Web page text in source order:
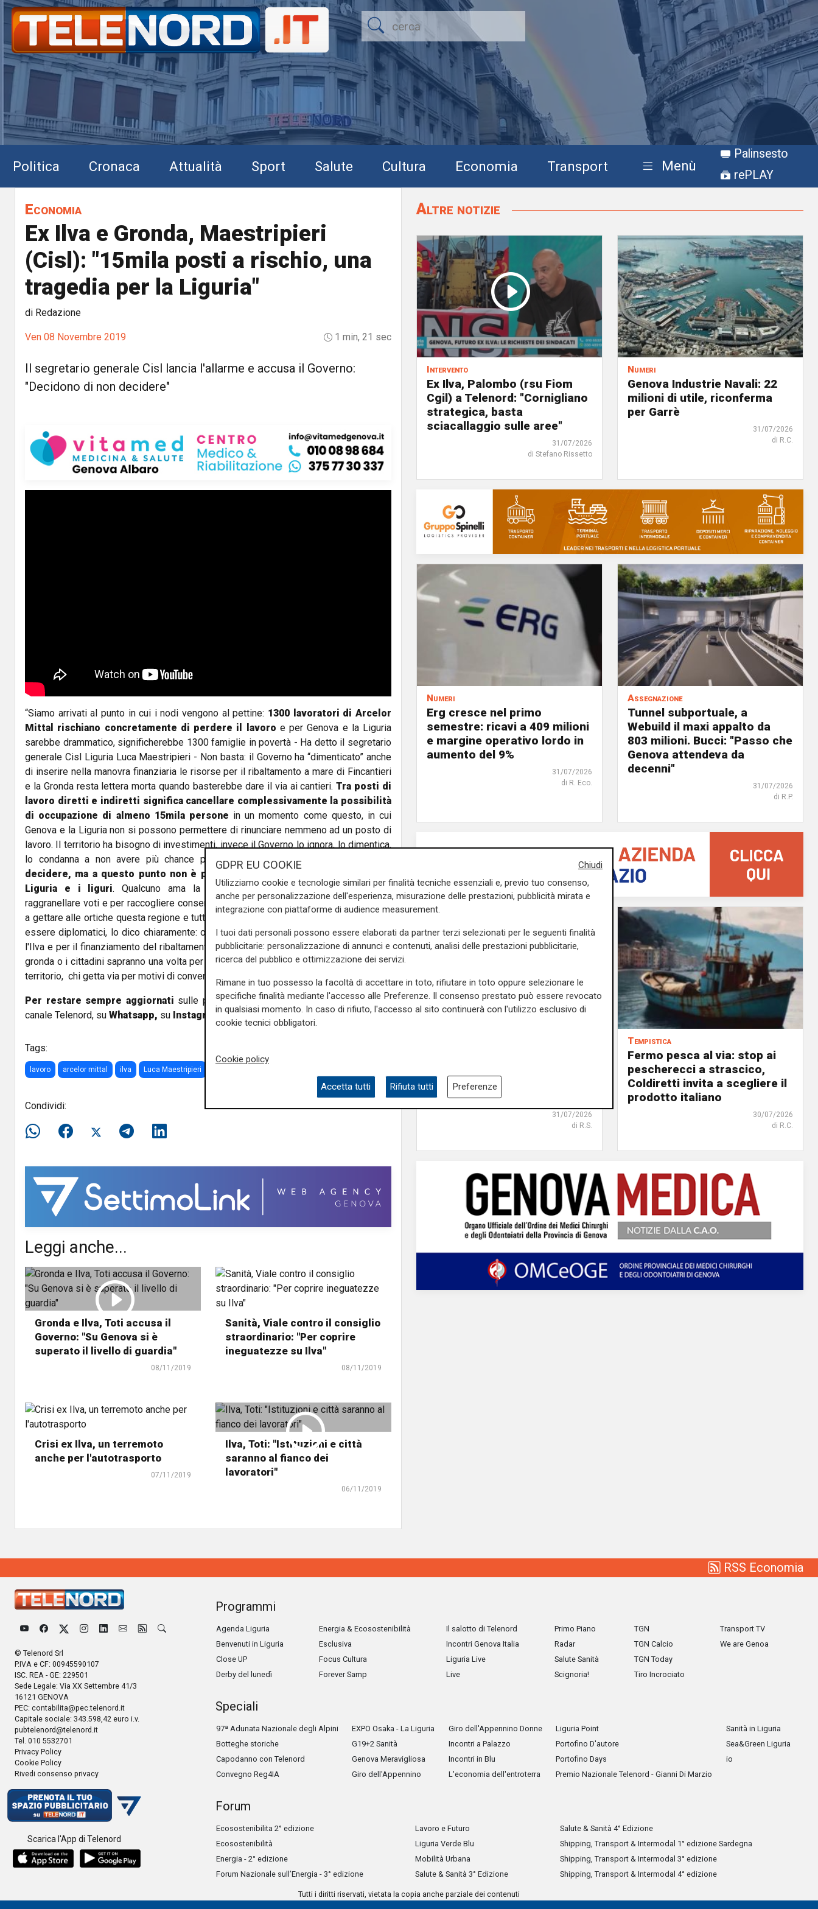
Politica Cronaca Attualità Sport Salute Cultura Economia Transport Menù
Palinsesto
rePLAY
Economia
Ex Ilva e Gronda, Maestripieri
(Cisl): "15mila posti a rischio, una
tragedia per la Liguria"
di Redazione
Ven 08 Novembre 2019 1 min, 21 sec
Il segretario generale Cisl lancia l'allarme e accusa il Governo:
"Decidono di non decidere"
“Siamo arrivati al punto in cui i nodi vengono al pettine: 1300 lavoratori di Arcelor
Mittal rischiano concretamente di perdere il lavoro e per Genova e la Liguria
sarebbe drammatico, significherebbe 1300 famiglie in povertà - Ha detto il segretario
generale Cisl Liguria Luca Maestripieri - Non basta: il Governo ha “dimenticato” anche
di inserire nella manovra finanziaria le risorse per il ribaltamento a mare di Fincantieri
e la Gronda resta lettera morta quando basterebbe dare il via ai cantieri.Tra posti di
lavoro diretti e indiretti significa cancellare complessivamente la possibilità
di occupazione di almeno 15mila persone in un momento come questo, in cui
Genova e la Liguria non si possono permettere di rinunciare nemmeno ad un posto di
lavoro. Il territorio ha bisogno di investimenti, invece il Governo lo ignora, lo dimentica,
lo condanna a non avere più chance per il futuro. Il Governo decide di non
decidere, ma a questo punto non è più rimandare, è condannare a morte la
Liguria e i liguri. Qualcuno ama la decrescita felice, conta su questo per
raggranellare voti e per raccogliere consensi tra i potenziali elettori non si fa scrupoli
a gettare alle ortiche questa regione e tutti i suoi abitanti. Questo non è il momento di
essere diplomatici, lo dico chiaramente: o si troveranno soluzioni immediate per l'ex
l'Ilva e per il finanziamento del ribaltamento a mare e si faranno partire i cantieri della
gronda o i cittadini sapranno una volta per tutte chi è contro di loro, contro il futuro del
territorio, chi getta via per motivi di convenienzaelettorale il futuro dei loro figli”.
Per restare sempre aggiornati sulle principali notizie sulla Liguria seguiteci sul
canale Telenord, su Whatsapp, su Instagram, suYoutubee suFacebook .
Tags:
lavoro arcelor mittal ilva Luca Maestripieri
Condividi:
Leggi anche...
Gronda e Ilva, Toti accusa il
Governo: "Su Genova si è
superato il livello di guardia"
08/11/2019
Sanità, Viale contro il consiglio
straordinario: "Per coprire
ineguatezze su Ilva"
08/11/2019
Crisi ex Ilva, un terremoto
anche per l'autotrasporto
07/11/2019
Ilva, Toti: "Istituzioni e città
saranno al fianco dei
lavoratori"
06/11/2019
Altre notizie
Intervento
Ex Ilva, Palombo (rsu Fiom
Cgil) a Telenord: "Cornigliano
strategica, basta
sciacallaggio sulle aree"
31/07/2026
di Stefano Rissetto
Numeri
Genova Industrie Navali: 22
milioni di utile, riconferma
per Garrè
31/07/2026
di R.C.
Numeri
Erg cresce nel primo
semestre: ricavi a 409 milioni
e margine operativo lordo in
aumento del 9%
31/07/2026
di R. Eco.
Assegnazione
Tunnel subportuale, a
Webuild il maxi appalto da
803 milioni. Bucci: "Passo che
Genova attendeva da
decenni"
31/07/2026
di R.P.
euro e 132 milioni di
agevolazioni per la Liguria
31/07/2026
di R.S.
Tempistica
Fermo pesca al via: stop ai
pescherecci a strascico,
Coldiretti invita a scegliere il
prodotto italiano
30/07/2026
di R.C.
RSS Economia
© Telenord Srl
P.IVA e CF: 00945590107
ISC. REA - GE: 229501
Sede Legale: Via XX Settembre 41/3
16121 GENOVA
PEC: contabilita@pec.telenord.it
Capitale sociale: 343.598,42 euro i.v.
pubtelenord@telenord.it
Tel. 010 5532701
Privacy Policy
Cookie Policy
Rivedi consenso privacy
Scarica l'App di Telenord
Programmi
Agenda Liguria
Benvenuti in Liguria
Close UP
Derby del lunedì
Energia & Ecosostenibilità
Esclusiva
Focus Cultura
Forever Samp
Il salotto di Telenord
Incontri Genova Italia
Liguria Live
Live
Primo Piano
Radar
Salute Sanità
Scignoria!
TGN
TGN Calcio
TGN Today
Tiro Incrociato
Transport TV
We are Genoa
Speciali
97ª Adunata Nazionale degli Alpini
Botteghe storiche
Capodanno con Telenord
Convegno Reg4IA
EXPO Osaka - La Liguria
G19+2 Sanità
Genova Meravigliosa
Giro dell'Appennino
Giro dell'Appennino Donne
Incontri a Palazzo
Incontri in Blu
L'economia dell'entroterra
Liguria Point
Portofino D'autore
Portofino Days
Premio Nazionale Telenord - Gianni Di Marzio
Sanità in Liguria
Sea&Green Liguria
io
Forum
Ecosostenibilita 2° edizione
Ecosostenibilità
Energia - 2° edizione
Forum Nazionale sull’Energia - 3° edizione
Lavoro e Futuro
Liguria Verde Blu
Mobilità Urbana
Salute & Sanità 3° Edizione
Salute & Sanità 4° Edizione
Shipping, Transport & Intermodal 1° edizione Sardegna
Shipping, Transport & Intermodal 3° edizione
Shipping, Transport & Intermodal 4° edizione
Tutti i diritti riservati, vietata la copia anche parziale dei contenuti
Chiudi
GDPR EU COOKIE
Utilizziamo cookie e tecnologie similari per finalità tecniche essenziali e, previo tuo consenso,
anche per personalizzazione dell'esperienza, misurazione delle prestazioni, pubblicità mirata e
integrazione con piattaforme di audience measurement.
I tuoi dati personali possono essere elaborati da partner terzi selezionati per le seguenti finalità
pubblicitarie: personalizzazione di annunci e contenuti, analisi delle prestazioni pubblicitarie,
ricerca del pubblico e ottimizzazione dei servizi.
Rimane in tuo possesso la facoltà di accettare in toto, rifiutare in toto oppure selezionare le
specifiche finalità mediante l'accesso alle Preferenze. Il consenso prestato può essere revocato
in qualsiasi momento. In caso di rifiuto, l'accesso al sito continuerà con l'utilizzo esclusivo di
cookie tecnici obbligatori.
Cookie policy
Accetta tutti Rifiuta tutti Preferenze